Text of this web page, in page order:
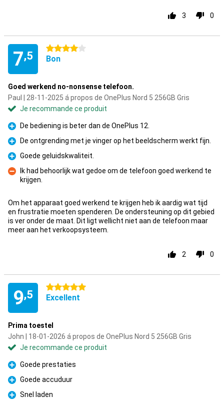
3 0
7,5
4 étoiles
Bon
Goed werkend no-nonsense telefoon.
Paul | 28-11-2025 á propos de OnePlus Nord 5 256GB Gris
Je recommande ce produit
Pour
De bediening is beter dan de OnePlus 12.
Pour
De ontgrending met je vinger op het beeldscherm werkt fijn.
Pour
Goede geluidskwaliteit.
Contre
Ik had behoorlijk wat gedoe om de telefoon goed werkend te
krijgen.
Om het apparaat goed werkend te krijgen heb ik aardig wat tijd
en frustratie moeten spenderen. De ondersteuning op dit gebied
is ver onder de maat. Dit ligt wellicht niet aan de telefoon maar
meer aan het verkoopsysteem.
2 0
9,5
5 étoiles
Excellent
Prima toestel
John | 18-01-2026 á propos de OnePlus Nord 5 256GB Gris
Je recommande ce produit
Pour
Goede prestaties
Pour
Goede accuduur
Pour
Snel laden